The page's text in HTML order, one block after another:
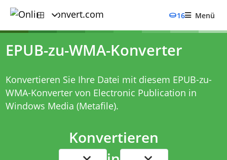
16 Menü
EPUB-zu-WMA-Konverter
Konvertieren Sie Ihre Datei mit diesem EPUB-zu-
WMA-Konvertervon Electronic Publication in
Windows Media (Metafile).
Konvertieren